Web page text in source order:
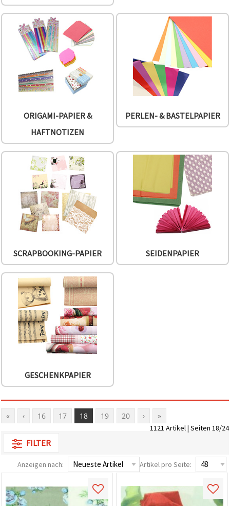
können Sie
jederzeit
widerrufen.
Impressum
Datenschutzerklärung
Einstellungen
ORIGAMI-PAPIER &
HAFTNOTIZEN
PERLEN- & BASTELPAPIER
SCRAPBOOKING-PAPIER SEIDENPAPIER
GESCHENKPAPIER
« ‹ 16 17 18 19 20 › »
1121 Artikel | Seiten 18/24
FILTER
Anzeigen nach: Artikel pro Seite: